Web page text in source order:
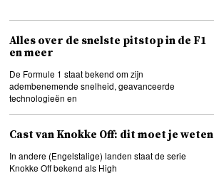
Alles over de snelste pitstop in de F1
en meer
De Formule 1 staat bekend om zijn
adembenemende snelheid, geavanceerde
technologieën en
Cast van Knokke Off: dit moet je weten
In andere (Engelstalige) landen staat de serie
Knokke Off bekend als High